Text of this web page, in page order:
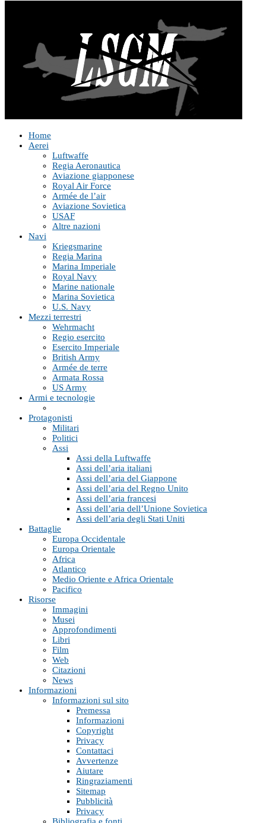
Home
Aerei
Luftwaffe
Regia Aeronautica
Aviazione giapponese
Royal Air Force
Armée de l’air
Aviazione Sovietica
USAF
Altre nazioni
Navi
Kriegsmarine
Regia Marina
Marina Imperiale
Royal Navy
Marine nationale
Marina Sovietica
U.S. Navy
Mezzi terrestri
Wehrmacht
Regio esercito
Esercito Imperiale
British Army
Armée de terre
Armata Rossa
US Army
Armi e tecnologie
Protagonisti
Militari
Politici
Assi
Assi della Luftwaffe
Assi dell’aria italiani
Assi dell’aria del Giappone
Assi dell’aria del Regno Unito
Assi dell’aria francesi
Assi dell’aria dell’Unione Sovietica
Assi dell’aria degli Stati Uniti
Battaglie
Europa Occidentale
Europa Orientale
Africa
Atlantico
Medio Oriente e Africa Orientale
Pacifico
Risorse
Immagini
Musei
Approfondimenti
Libri
Film
Web
Citazioni
News
Informazioni
Informazioni sul sito
Premessa
Informazioni
Copyright
Privacy
Contattaci
Avvertenze
Aiutare
Ringraziamenti
Sitemap
Pubblicità
Privacy